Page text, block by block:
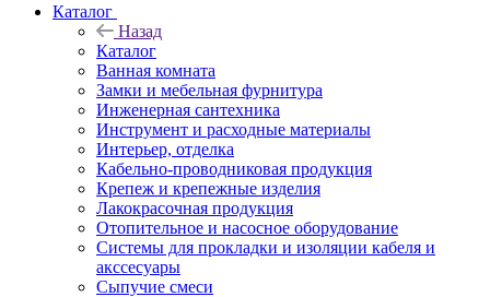
Каталог
Назад
Каталог
Ванная комната
Замки и мебельная фурнитура
Инженерная сантехника
Инструмент и расходные материалы
Интерьер, отделка
Кабельно-проводниковая продукция
Крепеж и крепежные изделия
Лакокрасочная продукция
Отопительное и насосное оборудование
Системы для прокладки и изоляции кабеля и
акссесуары
Сыпучие смеси